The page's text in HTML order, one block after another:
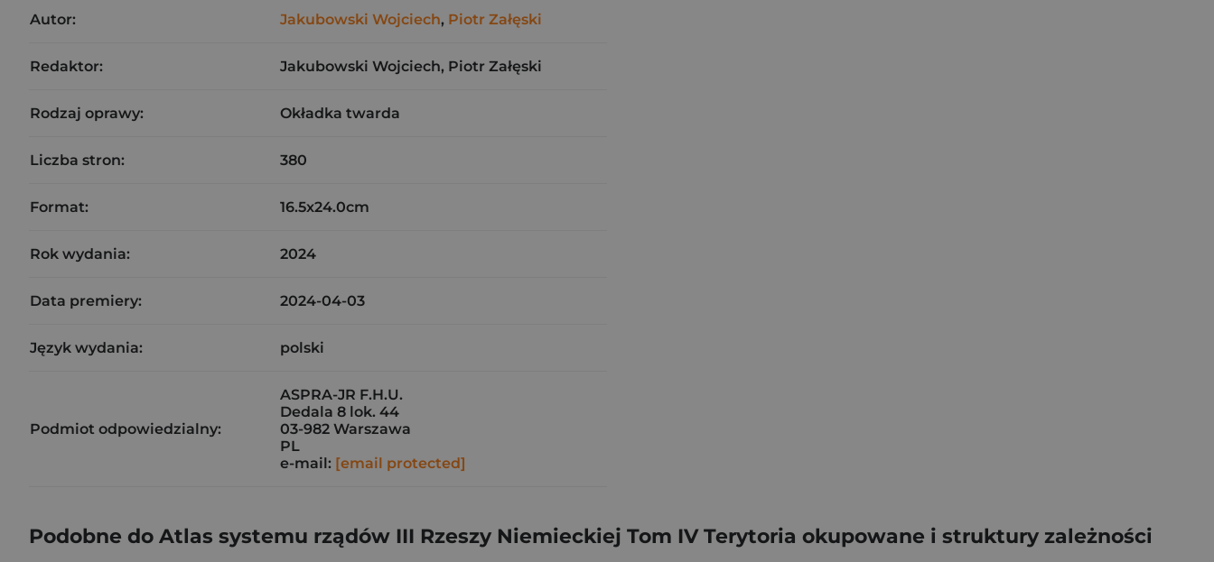
Autor: Jakubowski Wojciech, Piotr Załęski
Redaktor: Jakubowski Wojciech, Piotr Załęski
Rodzaj oprawy: Okładka twarda
Liczba stron: 380
Format: 16.5x24.0cm
Rok wydania: 2024
Data premiery: 2024-04-03
Język wydania: polski
Podmiot odpowiedzialny:
ASPRA-JR F.H.U.
Dedala 8 lok. 44
03-982 Warszawa
PL
e-mail: [email protected]
Podobne do Atlas systemu rządów III Rzeszy Niemieckiej Tom IV Terytoria okupowane i struktury zależności